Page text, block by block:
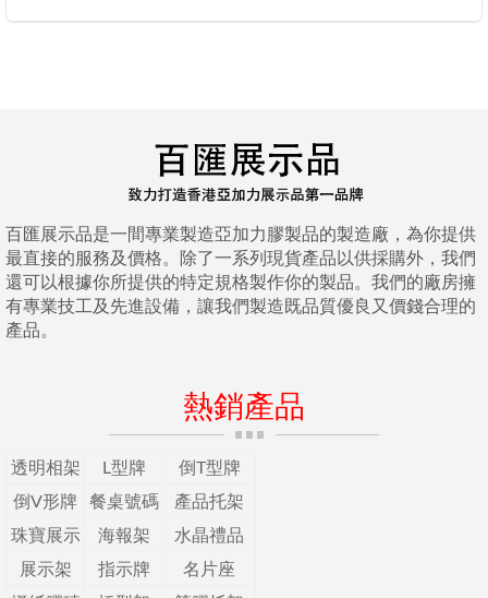
百匯展示品是一間專業製造亞加力膠製品的製造廠，為你提供
最直接的服務及價格。除了一系列現貨產品以供採購外，我們
還可以根據你所提供的特定規格製作你的製品。我們的廠房擁
有專業技工及先進設備，讓我們製造既品質優良又價錢合理的
產品。
熱銷產品
透明相架 L型牌
倒T型牌
倒V形牌
餐桌號碼
產品托架
珠寶展示
海報架
水晶禮品
展示架
指示牌
名片座